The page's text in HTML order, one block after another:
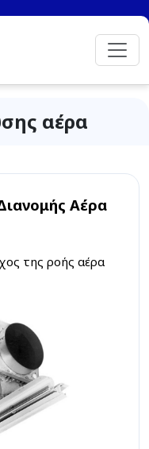
αέρα
Αέρα
της ροής αέρα